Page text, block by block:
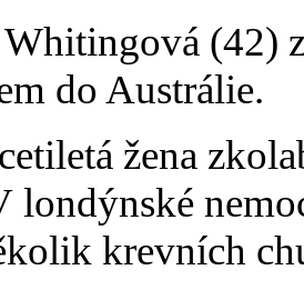
(42)
do Austrálie.
žena
londýnské
krevních